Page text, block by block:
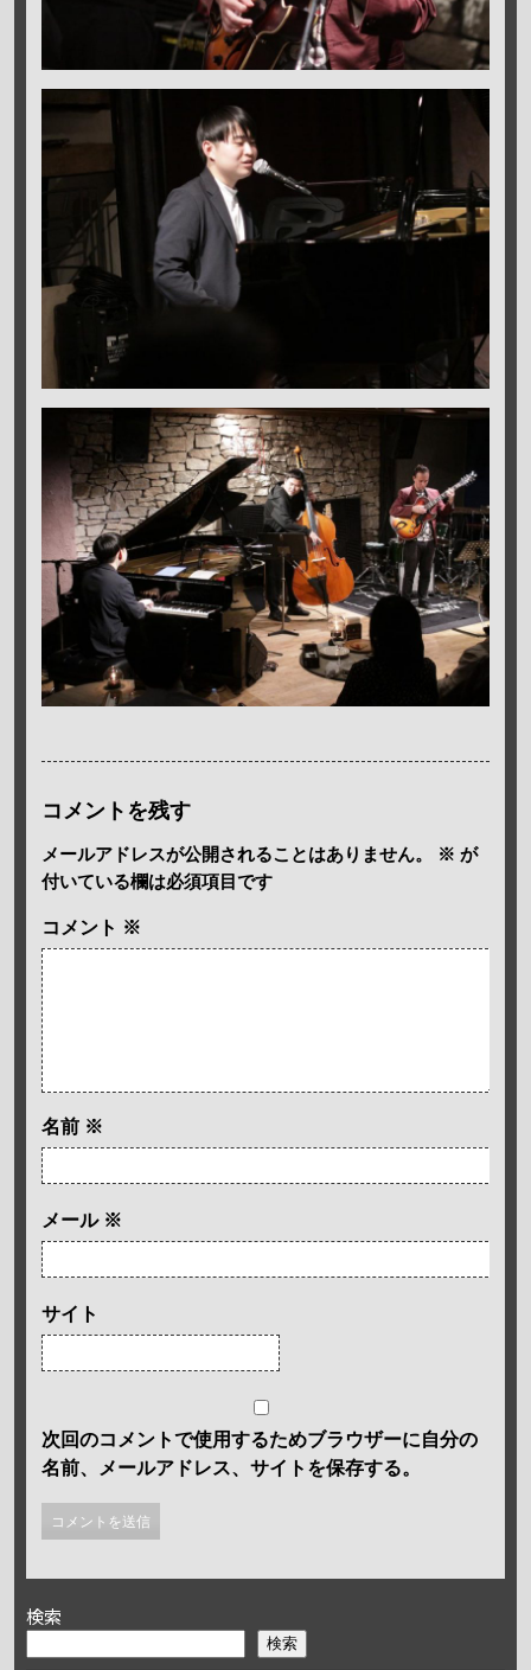
コメントを残す
メールアドレスが公開されることはありません。 ※ が
付いている欄は必須項目です
コメント ※
名前 ※
メール ※
サイト
次回のコメントで使用するためブラウザーに自分の
名前、メールアドレス、サイトを保存する。
検索
検索